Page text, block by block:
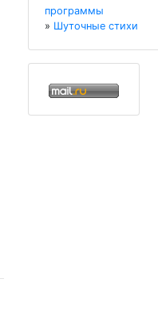
программы
» Шуточные стихи